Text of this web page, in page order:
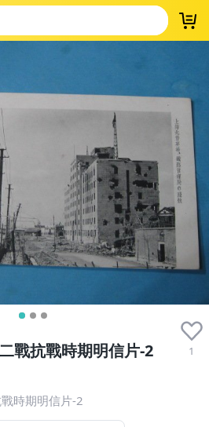
戰抗戰時期明信片-2 1
時期明信片-2